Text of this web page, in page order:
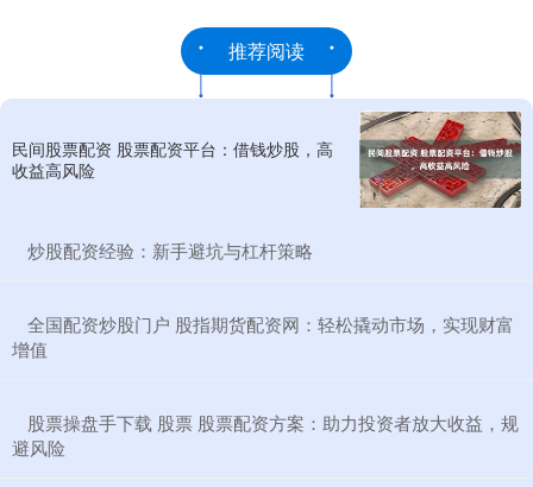
推荐阅读
民间股票配资 股票配资平台：借钱炒股，高
收益高风险
​炒股配资经验：新手避坑与杠杆策略
​全国配资炒股门户 股指期货配资网：轻松撬动市场，实现财富
增值
​股票操盘手下载 股票 股票配资方案：助力投资者放大收益，规
避风险